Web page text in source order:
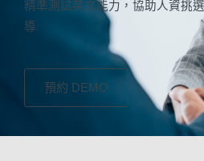
精準測試英文能力，協助人資挑
導
預約 DEMO